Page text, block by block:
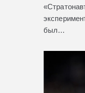
был…